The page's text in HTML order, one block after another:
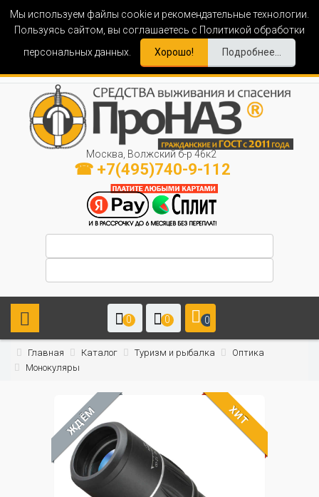
Мы используем файлы cookie и рекомендательные технологии.
Пользуясь сайтом, вы соглашаетесь с Политикой обработки
персональных данных.
Хорошо! Подробнее...
Москва, Волжский б-р 46к2
☎ +7(495)740-9-112
0 0 0
Главная Каталог Туризм и рыбалка
Оптика
Монокуляры
ЖДЁМ ХИТ